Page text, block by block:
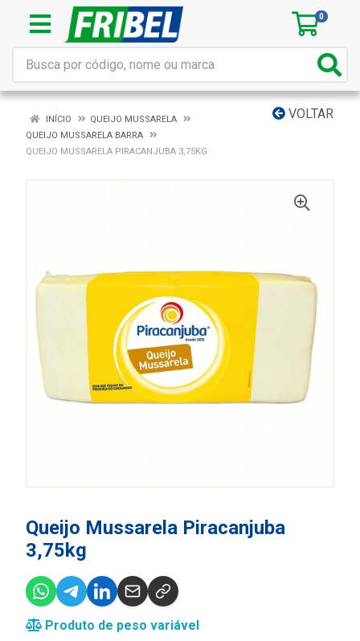
0
VOLTAR
INÍCIO
QUEIJO MUSSARELA
QUEIJO MUSSARELA BARRA
QUEIJO MUSSARELA PIRACANJUBA 3,75KG
Queijo Mussarela Piracanjuba
3,75kg
Produto de peso variável